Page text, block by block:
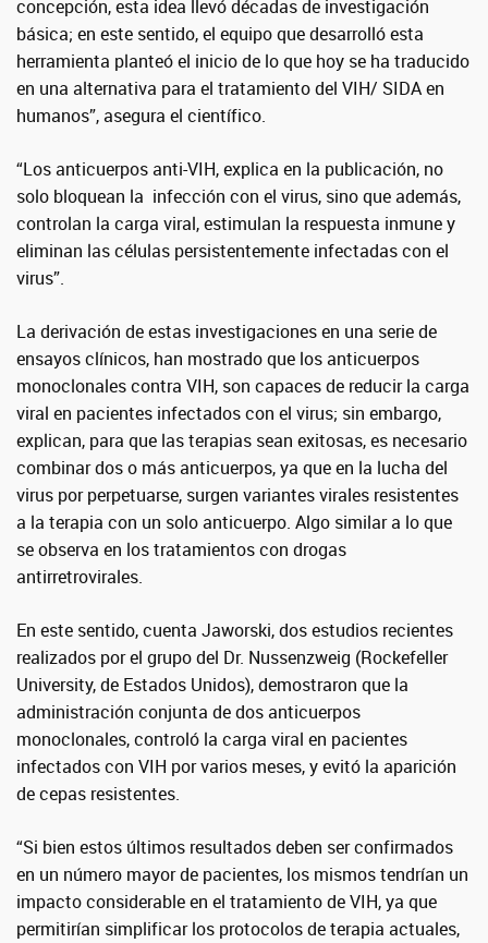
concepción, esta idea llevó décadas de investigación
básica; en este sentido, el equipo que desarrolló esta
herramienta planteó el inicio de lo que hoy se ha traducido
en una alternativa para el tratamiento del VIH/ SIDA en
humanos”, asegura el científico.
“Los anticuerpos anti-VIH, explica en la publicación, no
solo bloquean la infección con el virus, sino que además,
controlan la carga viral, estimulan la respuesta inmune y
eliminan las células persistentemente infectadas con el
virus”.
La derivación de estas investigaciones en una serie de
ensayos clínicos, han mostrado que los anticuerpos
monoclonales contra VIH, son capaces de reducir la carga
viral en pacientes infectados con el virus; sin embargo,
explican, para que las terapias sean exitosas, es necesario
combinar dos o más anticuerpos, ya que en la lucha del
virus por perpetuarse, surgen variantes virales resistentes
a la terapia con un solo anticuerpo. Algo similar a lo que
se observa en los tratamientos con drogas
antirretrovirales.
En este sentido, cuenta Jaworski, dos estudios recientes
realizados por el grupo del Dr. Nussenzweig (Rockefeller
University, de Estados Unidos), demostraron que la
administración conjunta de dos anticuerpos
monoclonales, controló la carga viral en pacientes
infectados con VIH por varios meses, y evitó la aparición
de cepas resistentes.
“Si bien estos últimos resultados deben ser confirmados
en un número mayor de pacientes, los mismos tendrían un
impacto considerable en el tratamiento de VIH, ya que
permitirían simplificar los protocolos de terapia actuales,